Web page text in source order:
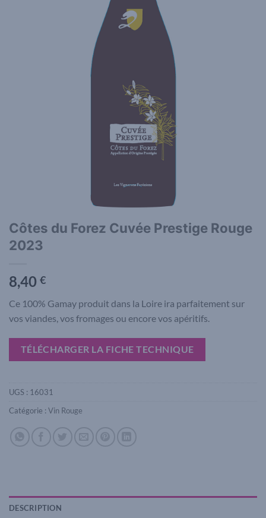
Côtes du Forez Cuvée Prestige Rouge
2023
8,40 €
Ce 100% Gamay produit dans la Loire ira parfaitement sur
vos viandes, vos fromages ou encore vos apéritifs.
TÉLÉCHARGER LA FICHE TECHNIQUE
UGS : 16031
Catégorie : Vin Rouge
DESCRIPTION